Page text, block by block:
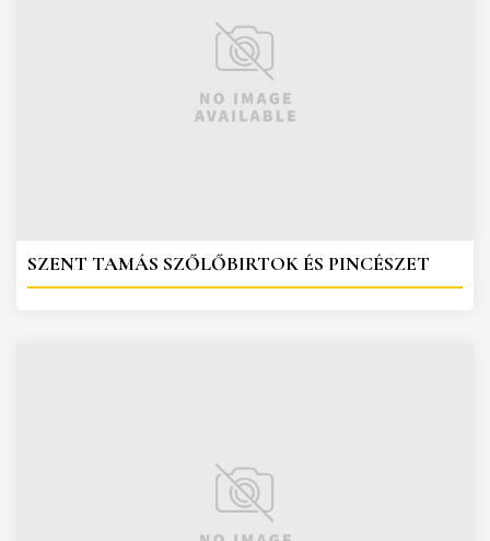
SZENT TAMÁS SZŐLŐBIRTOK ÉS PINCÉSZET